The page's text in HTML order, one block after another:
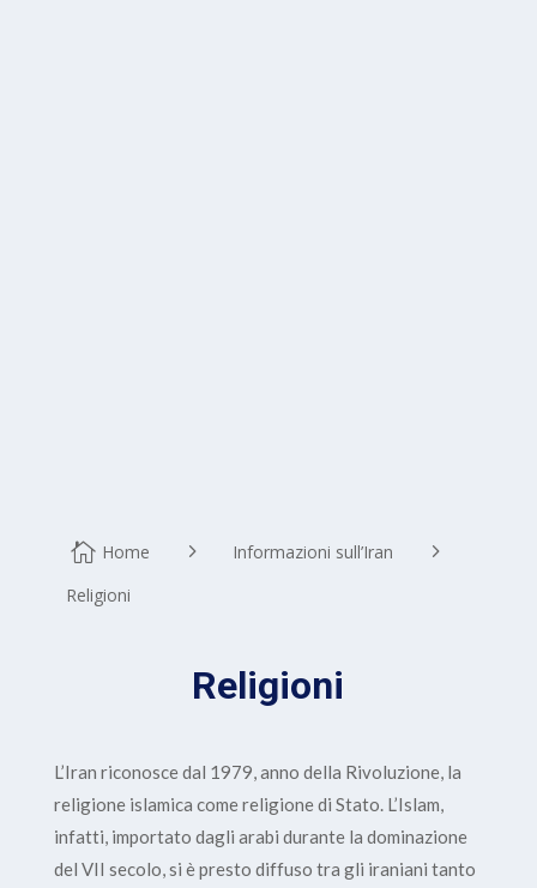
Home
Informazioni sull’Iran
Religioni
Religioni
L’Iran riconosce dal 1979, anno della Rivoluzione, la
religione islamica come religione di Stato. L’Islam,
infatti, importato dagli arabi durante la dominazione
del VII secolo, si è presto diffuso tra gli iraniani tanto